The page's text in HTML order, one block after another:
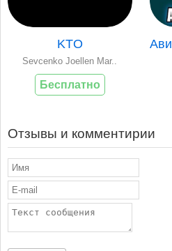
KTO
Sevcenko Joellen Mar..
Бесплатно
Отзывы и комментирии